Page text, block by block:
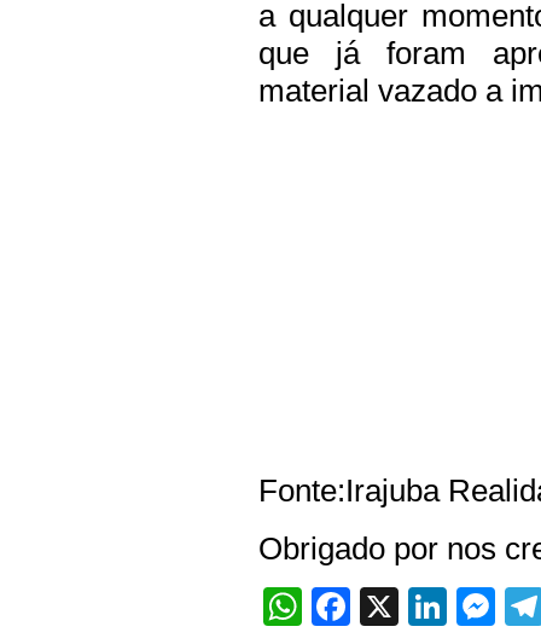
a qualquer
que já foram
material vazado a
Fonte:Irajuba
Obrigado por nos
WhatsApp
Facebook
X